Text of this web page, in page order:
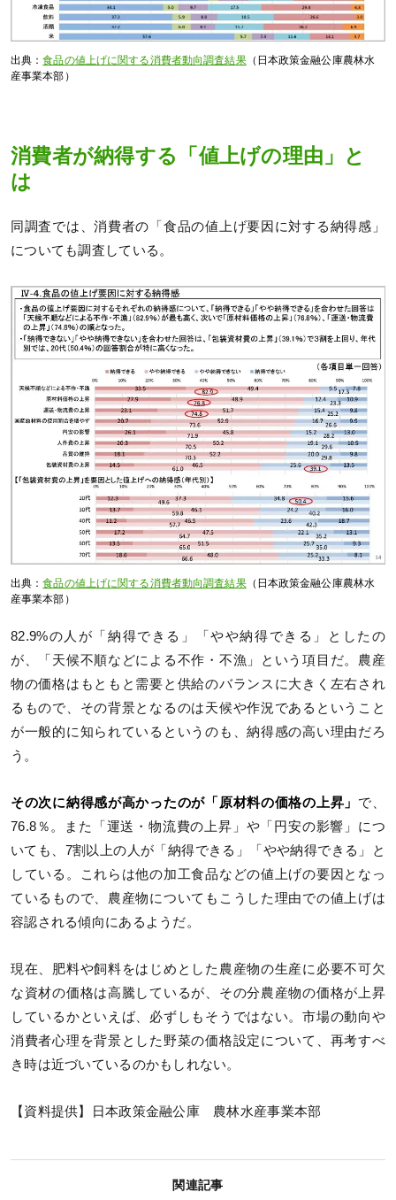
出典：食品の値上げに関する消費者動向調査結果（日本政策金融公庫農林水
産事業本部）
消費者が納得する「値上げの理由」と
は
同調査では、消費者の「食品の値上げ要因に対する納得感」
についても調査している。
出典：食品の値上げに関する消費者動向調査結果（日本政策金融公庫農林水
産事業本部）
82.9%の人が「納得できる」「やや納得できる」としたの
が、「天候不順などによる不作・不漁」という項目だ。農産
物の価格はもともと需要と供給のバランスに大きく左右され
るもので、その背景となるのは天候や作況であるということ
が一般的に知られているというのも、納得感の高い理由だろ
う。
その次に納得感が高かったのが「原材料の価格の上昇」 で、
76.8％。また「運送・物流費の上昇」や「円安の影響」につ
いても、7割以上の人が「納得できる」「やや納得できる」と
している。これらは他の加工食品などの値上げの要因となっ
ているもので、農産物についてもこうした理由での値上げは
容認される傾向にあるようだ。
現在、肥料や飼料をはじめとした農産物の生産に必要不可欠
な資材の価格は高騰しているが、その分農産物の価格が上昇
しているかといえば、必ずしもそうではない。市場の動向や
消費者心理を背景とした野菜の価格設定について、再考すべ
き時は近づいているのかもしれない。
【資料提供】日本政策金融公庫 農林水産事業本部
関連記事